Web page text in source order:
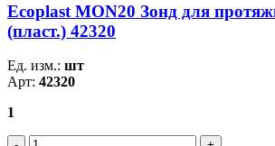
Ecoplast MON20 Зонд для
(пласт.) 42320
Ед. изм.: шт
Арт: 42320
1